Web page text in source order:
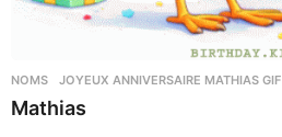
NOMS JOYEUX ANNIVERSAIRE MATHIAS GIF
Mathias